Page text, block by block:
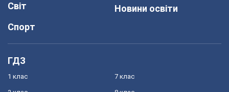
Світ
Спорт
Новини освіти
ГДЗ
1 клас 7 клас